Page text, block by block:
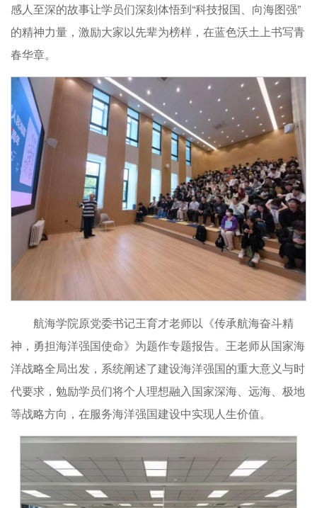
感人至深的故事让学员们深刻体悟到“科技报国、向海图强”
的精神力量，激励大家以先辈为榜样，在蓝色沃土上书写青
春华章。
航海学院原党委书记王育才老师以《传承航海奋斗精
神，勇担海洋强国使命》为题作专题报告。王老师从国家海
洋战略全局出发，系统阐述了建设海洋强国的重大意义与时
代要求，勉励学员们将个人理想融入国家深海、远海、极地
等战略方向，在服务海洋强国建设中实现人生价值。